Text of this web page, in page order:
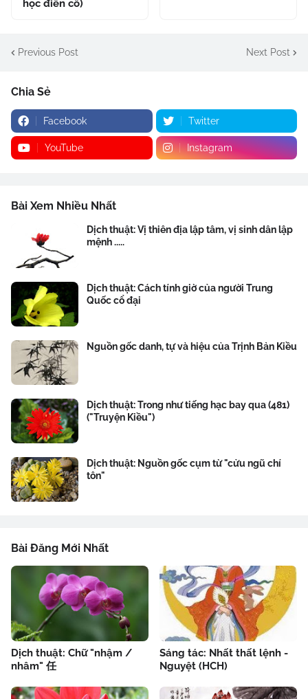
học điển cố)
Previous Post Next Post
Chia Sẻ
Facebook Twitter
YouTube Instagram
Bài Xem Nhiều Nhất
Dịch thuật: Vị thiên địa lập tâm, vị sinh dân lập
mệnh .....
Dịch thuật: Cách tính giờ của người Trung
Quốc cổ đại
Nguồn gốc danh, tự và hiệu của Trịnh Bản Kiều
Dịch thuật: Trong như tiếng hạc bay qua (481)
("Truyện Kiều")
Dịch thuật: Nguồn gốc cụm từ "cửu ngũ chí
tôn"
Bài Đăng Mới Nhất
Dịch thuật: Chữ "nhậm /
nhâm" 任
Sáng tác: Nhất thất lệnh -
Nguyệt (HCH)